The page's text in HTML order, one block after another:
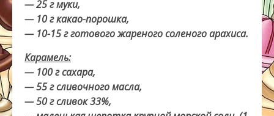
— 25 г муки,
— 10 г какао-порошка,
— 10-15 г готового жареного соленого арахиса.
Карамель:
— 100 г сахара,
— 55 г сливочного масла,
— 50 г сливок 33%,